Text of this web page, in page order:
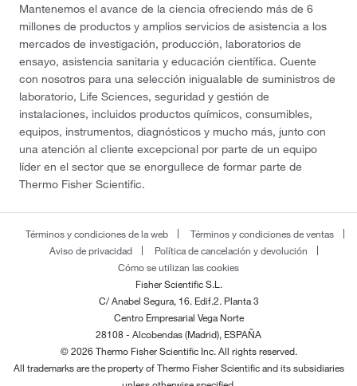
Mantenemos el avance de la ciencia ofreciendo más de 6
millones de productos y amplios servicios de asistencia a los
mercados de investigación, producción, laboratorios de
ensayo, asistencia sanitaria y educación científica. Cuente
con nosotros para una selección inigualable de suministros de
laboratorio, Life Sciences, seguridad y gestión de
instalaciones, incluidos productos químicos, consumibles,
equipos, instrumentos, diagnósticos y mucho más, junto con
una atención al cliente excepcional por parte de un equipo
líder en el sector que se enorgullece de formar parte de
Thermo Fisher Scientific.
Términos y condiciones de la web
Términos y condiciones de ventas
Aviso de privacidad
Política de cancelación y devolución
Cómo se utilizan las cookies
Fisher Scientific S.L.
C/ Anabel Segura, 16. Edif.2. Planta 3
Centro Empresarial Vega Norte
28108 - Alcobendas (Madrid), ESPAÑA
© 2026 Thermo Fisher Scientific Inc. All rights reserved.
All trademarks are the property of Thermo Fisher Scientific and its subsidiaries